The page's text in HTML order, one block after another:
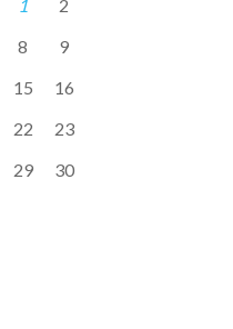
1
2
8
9
15
16
22
23
29
30